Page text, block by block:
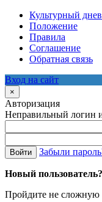
Культурный
Положение
Правила
Соглашение
Обратная связь
Вход на сайт
×
Авторизация
Неправильный логин
Войти Забыли
Новый пользователь?
Пройдите не сложную